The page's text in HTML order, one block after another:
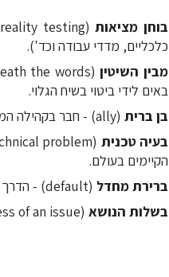
בוחן מציאות
כלכליים, מדדי עבודה וכד').
מבין השיטין
באים לידי ביטוי בשיח הגלוי.
בן ברית (ally) - חבר בקהילה המהווה שותף ובן ברית בנושא מסוים בתהליך.
בעיה טכנית
הקיימים בעולם.
ברירת מחדל (default) - הדרך המקובלת לתגובה או לפתרון בעיות במערכת.
בשלות הנושא (ripeness of an issue) - מידת המוכנות של בעלי העניין לקיים דיון בסוגיות מהותיות.